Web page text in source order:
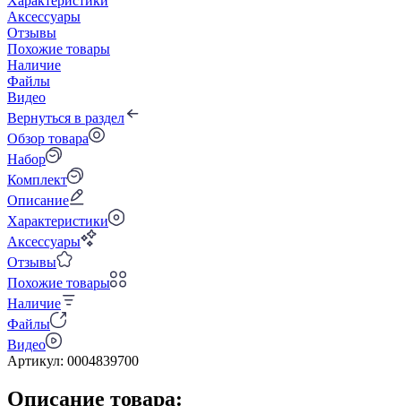
Аксессуары
Отзывы
Похожие товары
Наличие
Файлы
Видео
Вернуться в раздел
Обзор товара
Набор
Комплект
Описание
Характеристики
Аксессуары
Отзывы
Похожие товары
Наличие
Файлы
Видео
Артикул: 0004839700
Описание товара: